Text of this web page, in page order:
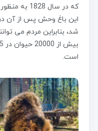
که در سال
شد، بنابراین مردم می
است.